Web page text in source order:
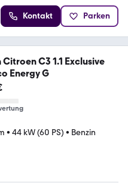
Kontakt Parken
C3 1.1 Exclusive
Energy G
• 44 kW (60 PS) • Benzin